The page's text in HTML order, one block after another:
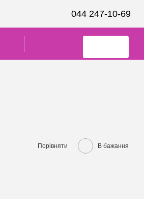
044 247-10-69
Порівняти В бажання